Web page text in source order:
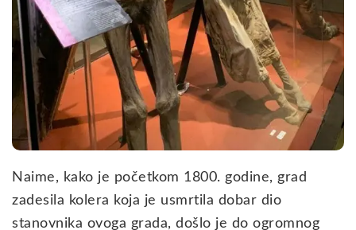
Naime, kako je početkom 1800. godine, grad
zadesila kolera koja je usmrtila dobar dio
stanovnika ovoga grada, došlo je do ogromnog